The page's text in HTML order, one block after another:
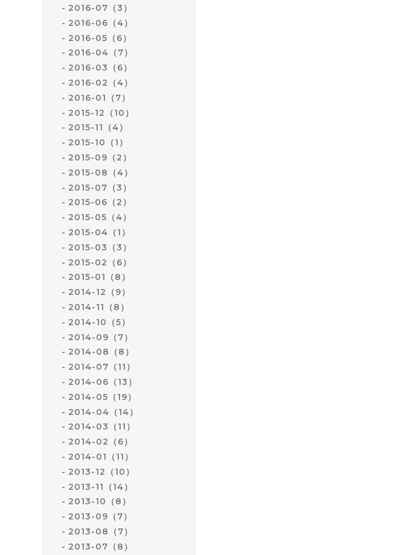
2016-07（3）
2016-06（4）
2016-05（6）
2016-04（7）
2016-03（6）
2016-02（4）
2016-01（7）
2015-12（10）
2015-11（4）
2015-10（1）
2015-09（2）
2015-08（4）
2015-07（3）
2015-06（2）
2015-05（4）
2015-04（1）
2015-03（3）
2015-02（6）
2015-01（8）
2014-12（9）
2014-11（8）
2014-10（5）
2014-09（7）
2014-08（8）
2014-07（11）
2014-06（13）
2014-05（19）
2014-04（14）
2014-03（11）
2014-02（6）
2014-01（11）
2013-12（10）
2013-11（14）
2013-10（8）
2013-09（7）
2013-08（7）
2013-07（8）